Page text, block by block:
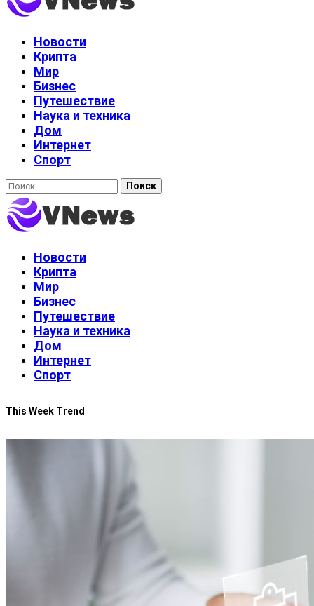
Новости
Крипта
Мир
Бизнес
Путешествие
Наука и техника
Дом
Интернет
Спорт
Найти:
Новости
Крипта
Мир
Бизнес
Путешествие
Наука и техника
Дом
Интернет
Спорт
This Week Trend